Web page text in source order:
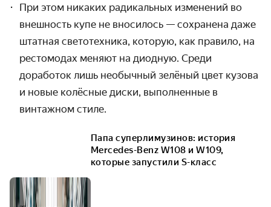
При этом никаких радикальных изменений во
внешность купе не вносилось — сохранена даже
штатная светотехника, которую, как правило, на
рестомодах меняют на диодную. Среди
доработок лишь необычный зелёный цвет кузова
и новые колёсные диски, выполненные в
винтажном стиле.
Папа суперлимузинов: история
Mercedes-Benz W108 и W109,
которые запустили S-класс